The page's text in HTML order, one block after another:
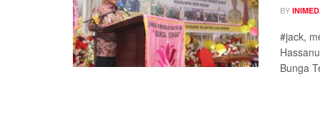
BY
#jack,
Bunga